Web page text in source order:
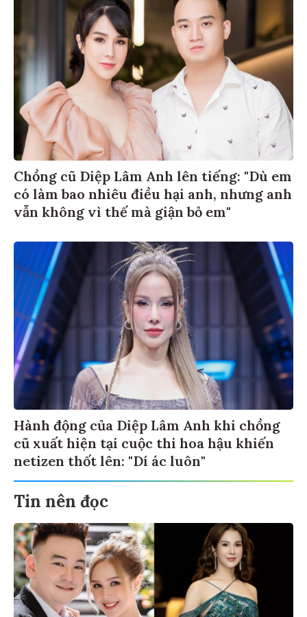
Chồng cũ Diệp Lâm Anh lên tiếng: "Dù em
có làm bao nhiêu điều hại anh, nhưng anh
vẫn không vì thế mà giận bỏ em"
Hành động của Diệp Lâm Anh khi chồng
cũ xuất hiện tại cuộc thi hoa hậu khiến
netizen thốt lên: "Dí ác luôn"
Tin nên đọc